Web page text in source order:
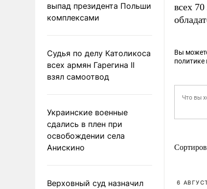
выпад президента Польши
комплексами
Судья по делу Католикоса
всех армян Гарегина II
взял самоотвод
Украинские военные
сдались в плен при
освобождении села
Анискино
Верховный суд назначил
всех
Вы
6